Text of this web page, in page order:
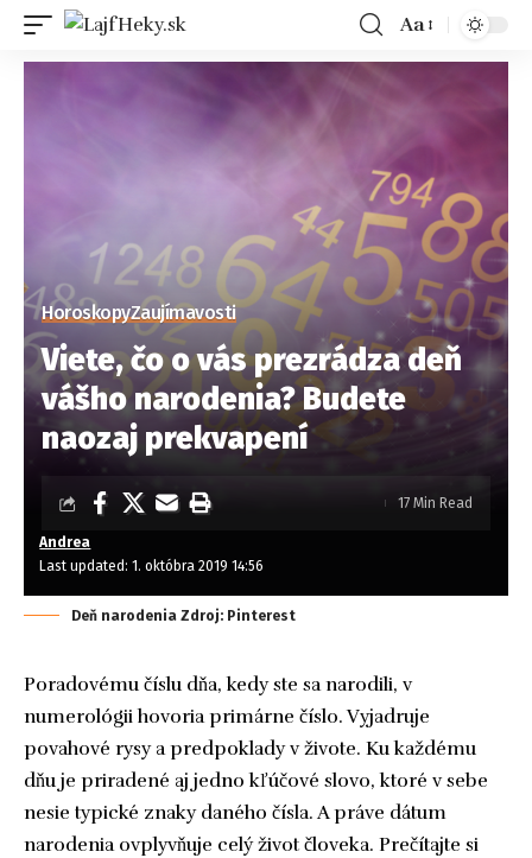
Aa
HoroskopyZaujímavosti
Viete, čo o vás prezrádza deň
vášho narodenia? Budete
naozaj prekvapení
Last updated: 1. októbra 2019 14:56
Andrea
17 Min Read
Deň narodenia Zdroj: Pinterest
Poradovému číslu dňa, kedy ste sa narodili, v
numerológii hovoria primárne číslo. Vyjadruje
povahové rysy a predpoklady v živote. Ku každému
dňu je priradené aj jedno kľúčové slovo, ktoré v sebe
nesie typické znaky daného čísla. A práve dátum
narodenia ovplyvňuje celý život človeka. Prečítajte si